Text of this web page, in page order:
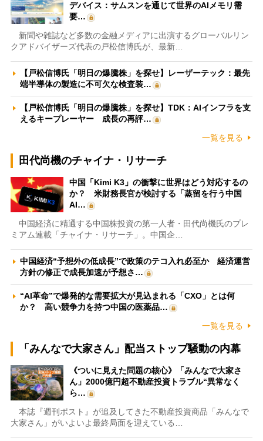
デバイス：サムスンを通じて世界のAIメモリ需
要…
新聞や雑誌など多数の金融メディアに出演するグローバルリン
クアドバイザーズ代表の戸松信博氏が、最新…
【戸松信博氏「明日の爆騰株」を探せ】レーザーテック：最先
端半導体の製造に不可欠な検査装…
【戸松信博氏「明日の爆騰株」を探せ】TDK：AIインフラを支
えるキープレーヤー 成長の再評…
一覧を見る
田代尚機のチャイナ・リサーチ
中国「Kimi K3」の衝撃に世界はどう対応するの
か？ 米財務長官が検討する「蒸留を行う中国
AI…
中国経済に精通する中国株投資の第一人者・田代尚機氏のプレ
ミアム連載「チャイナ・リサーチ」。中国企…
中国経済“予想外の低成長”で政策のテコ入れ必至か 経済運営
方針の修正で成長加速が予想さ…
“AI革命”で爆発的な需要拡大が見込まれる「CXO」とは何
か？ 高い競争力を持つ中国の医薬品…
一覧を見る
「みんなで大家さん」配当ストップ騒動の内幕
《ついに見えた問題の核心》「みんなで大家さ
ん」2000億円超不動産投資トラブル“異常なく
ら…
本誌『週刊ポスト』が追及してきた不動産投資商品「みんなで
大家さん」がいよいよ最終局面を迎えている…